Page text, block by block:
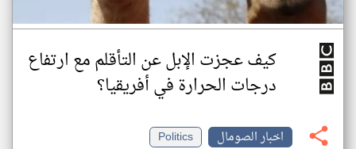
كيف عجزت الإبل عن التأقلم مع ارتفاع
درجات الحرارة في أفريقيا؟
اخبار الصومال
Politics